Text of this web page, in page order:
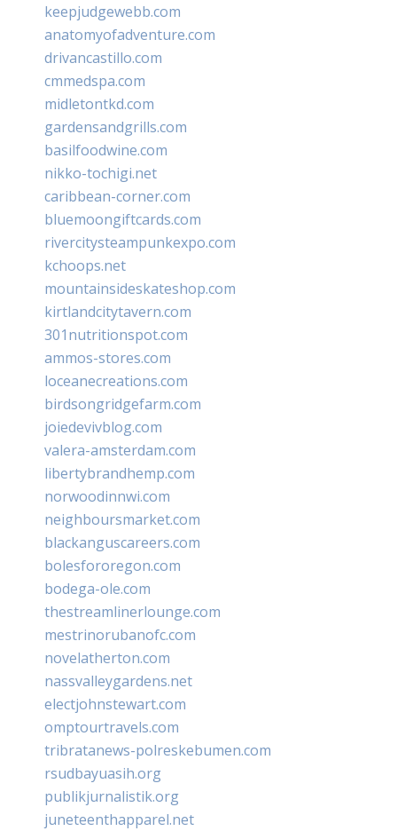
keepjudgewebb.com
anatomyofadventure.com
drivancastillo.com
cmmedspa.com
midletontkd.com
gardensandgrills.com
basilfoodwine.com
nikko-tochigi.net
caribbean-corner.com
bluemoongiftcards.com
rivercitysteampunkexpo.com
kchoops.net
mountainsideskateshop.com
kirtlandcitytavern.com
301nutritionspot.com
ammos-stores.com
loceanecreations.com
birdsongridgefarm.com
joiedevivblog.com
valera-amsterdam.com
libertybrandhemp.com
norwoodinnwi.com
neighboursmarket.com
blackanguscareers.com
bolesfororegon.com
bodega-ole.com
thestreamlinerlounge.com
mestrinorubanofc.com
novelatherton.com
nassvalleygardens.net
electjohnstewart.com
omptourtravels.com
tribratanews-polreskebumen.com
rsudbayuasih.org
publikjurnalistik.org
juneteenthapparel.net